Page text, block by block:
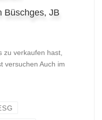
Büschges, JB
zu verkaufen hast,
versuchen Auch im